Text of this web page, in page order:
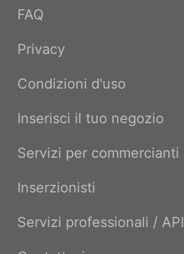
FAQ
Privacy
Condizioni d'uso
Inserisci il tuo negozio
Servizi per commercianti
Inserzionisti
Servizi professionali / API